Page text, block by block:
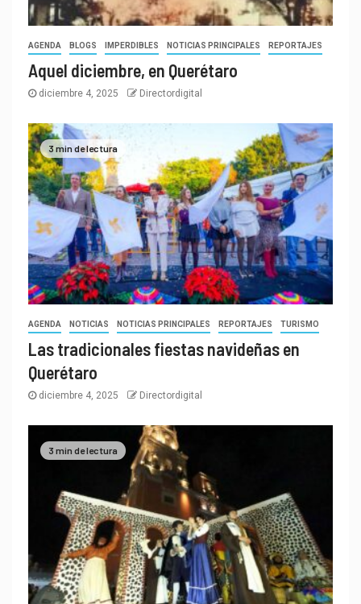
AGENDA BLOGS IMPERDIBLES NOTICIAS PRINCIPALES REPORTAJES
Aquel diciembre, en Querétaro
diciembre 4, 2025 Directordigital
3 min de lectura
AGENDA NOTICIAS NOTICIAS PRINCIPALES REPORTAJES TURISMO
Las tradicionales fiestas navideñas en
Querétaro
diciembre 4, 2025 Directordigital
3 min de lectura